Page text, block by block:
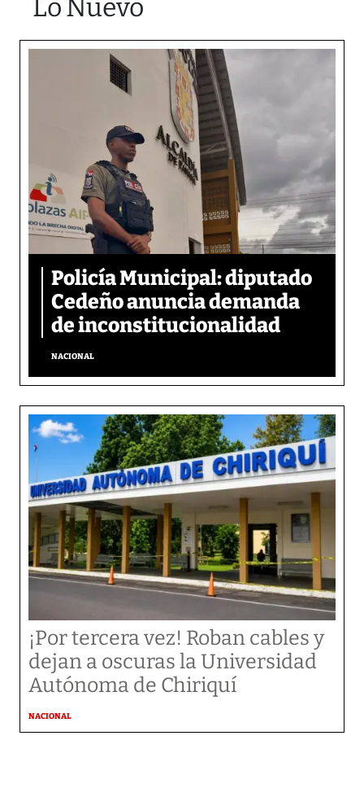
Lo Nuevo
Policía Municipal: diputado
Cedeño anuncia demanda
de inconstitucionalidad
NACIONAL
¡Por tercera vez! Roban cables y
dejan a oscuras la Universidad
Autónoma de Chiriquí
NACIONAL